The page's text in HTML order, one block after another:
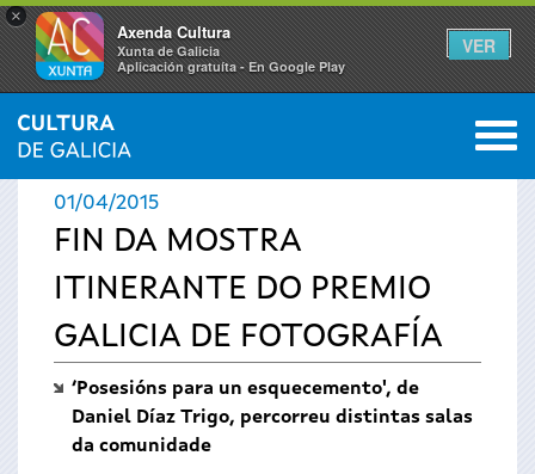
×
Axenda Cultura
Xunta de Galicia
Aplicación gratuíta - En Google Play
VER
Vostede
está
aquí
INICIO › ACTUALIDADE 0
01/04/2015
FIN DA MOSTRA
ITINERANTE DO PREMIO
GALICIA DE FOTOGRAFÍA
‘Posesións para un esquecemento', de
Daniel Díaz Trigo, percorreu distintas salas
da comunidade